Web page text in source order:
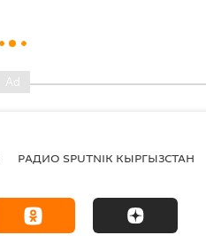
РАДИО SPUTNIK КЫРГЫЗСТАН